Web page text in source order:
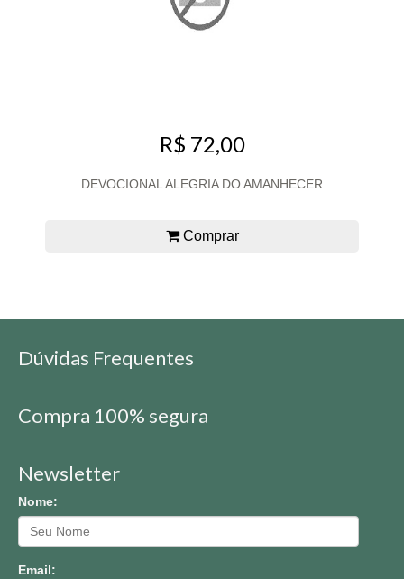
R$ 72,00
DEVOCIONAL ALEGRIA DO AMANHECER
Comprar
Dúvidas Frequentes
Compra 100% segura
Newsletter
Nome:
Email: